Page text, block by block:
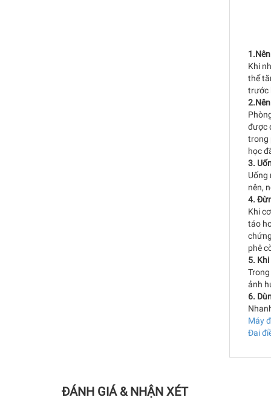
Khi
thể
trước
được
trong
học
3.
nên,
4.
Khi
táo
phê
5.
ảnh
6.
Máy
Đai
ĐÁNH GIÁ & NHẬN XÉT